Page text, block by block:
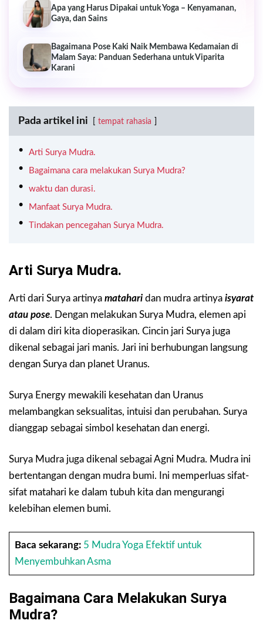
Apa yang Harus Dipakai untuk Yoga – Kenyamanan,
Gaya, dan Sains
Bagaimana Pose Kaki Naik Membawa Kedamaian di
Malam Saya: Panduan Sederhana untuk Viparita
Karani
Pada artikel ini tempat rahasia
Arti Surya Mudra.
Bagaimana cara melakukan Surya Mudra?
waktu dan durasi.
Manfaat Surya Mudra.
Tindakan pencegahan Surya Mudra.
Arti Surya Mudra.
Arti dari Surya artinya matahari dan mudra artinya isyarat
atau pose. Dengan melakukan Surya Mudra, elemen api
di dalam diri kita dioperasikan. Cincin jari Surya juga
dikenal sebagai jari manis. Jari ini berhubungan langsung
dengan Surya dan planet Uranus.
Surya Energy mewakili kesehatan dan Uranus
melambangkan seksualitas, intuisi dan perubahan. Surya
dianggap sebagai simbol kesehatan dan energi.
Surya Mudra juga dikenal sebagai Agni Mudra. Mudra ini
bertentangan dengan mudra bumi. Ini memperluas sifat-
sifat matahari ke dalam tubuh kita dan mengurangi
kelebihan elemen bumi.
Baca sekarang: 5 Mudra Yoga Efektif untuk
Menyembuhkan Asma
Bagaimana Cara Melakukan Surya
Mudra?